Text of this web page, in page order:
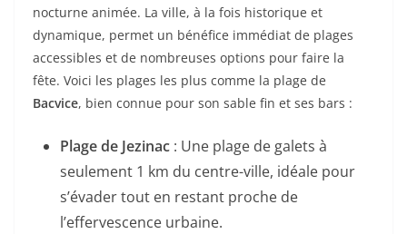
nocturne animée. La ville, à la fois historique et
dynamique, permet un bénéfice immédiat de plages
accessibles et de nombreuses options pour faire la
fête. Voici les plages les plus comme la plage de
Bacvice, bien connue pour son sable fin et ses bars :
Plage de Jezinac : Une plage de galets à
seulement 1 km du centre-ville, idéale pour
s’évader tout en restant proche de
l’effervescence urbaine.